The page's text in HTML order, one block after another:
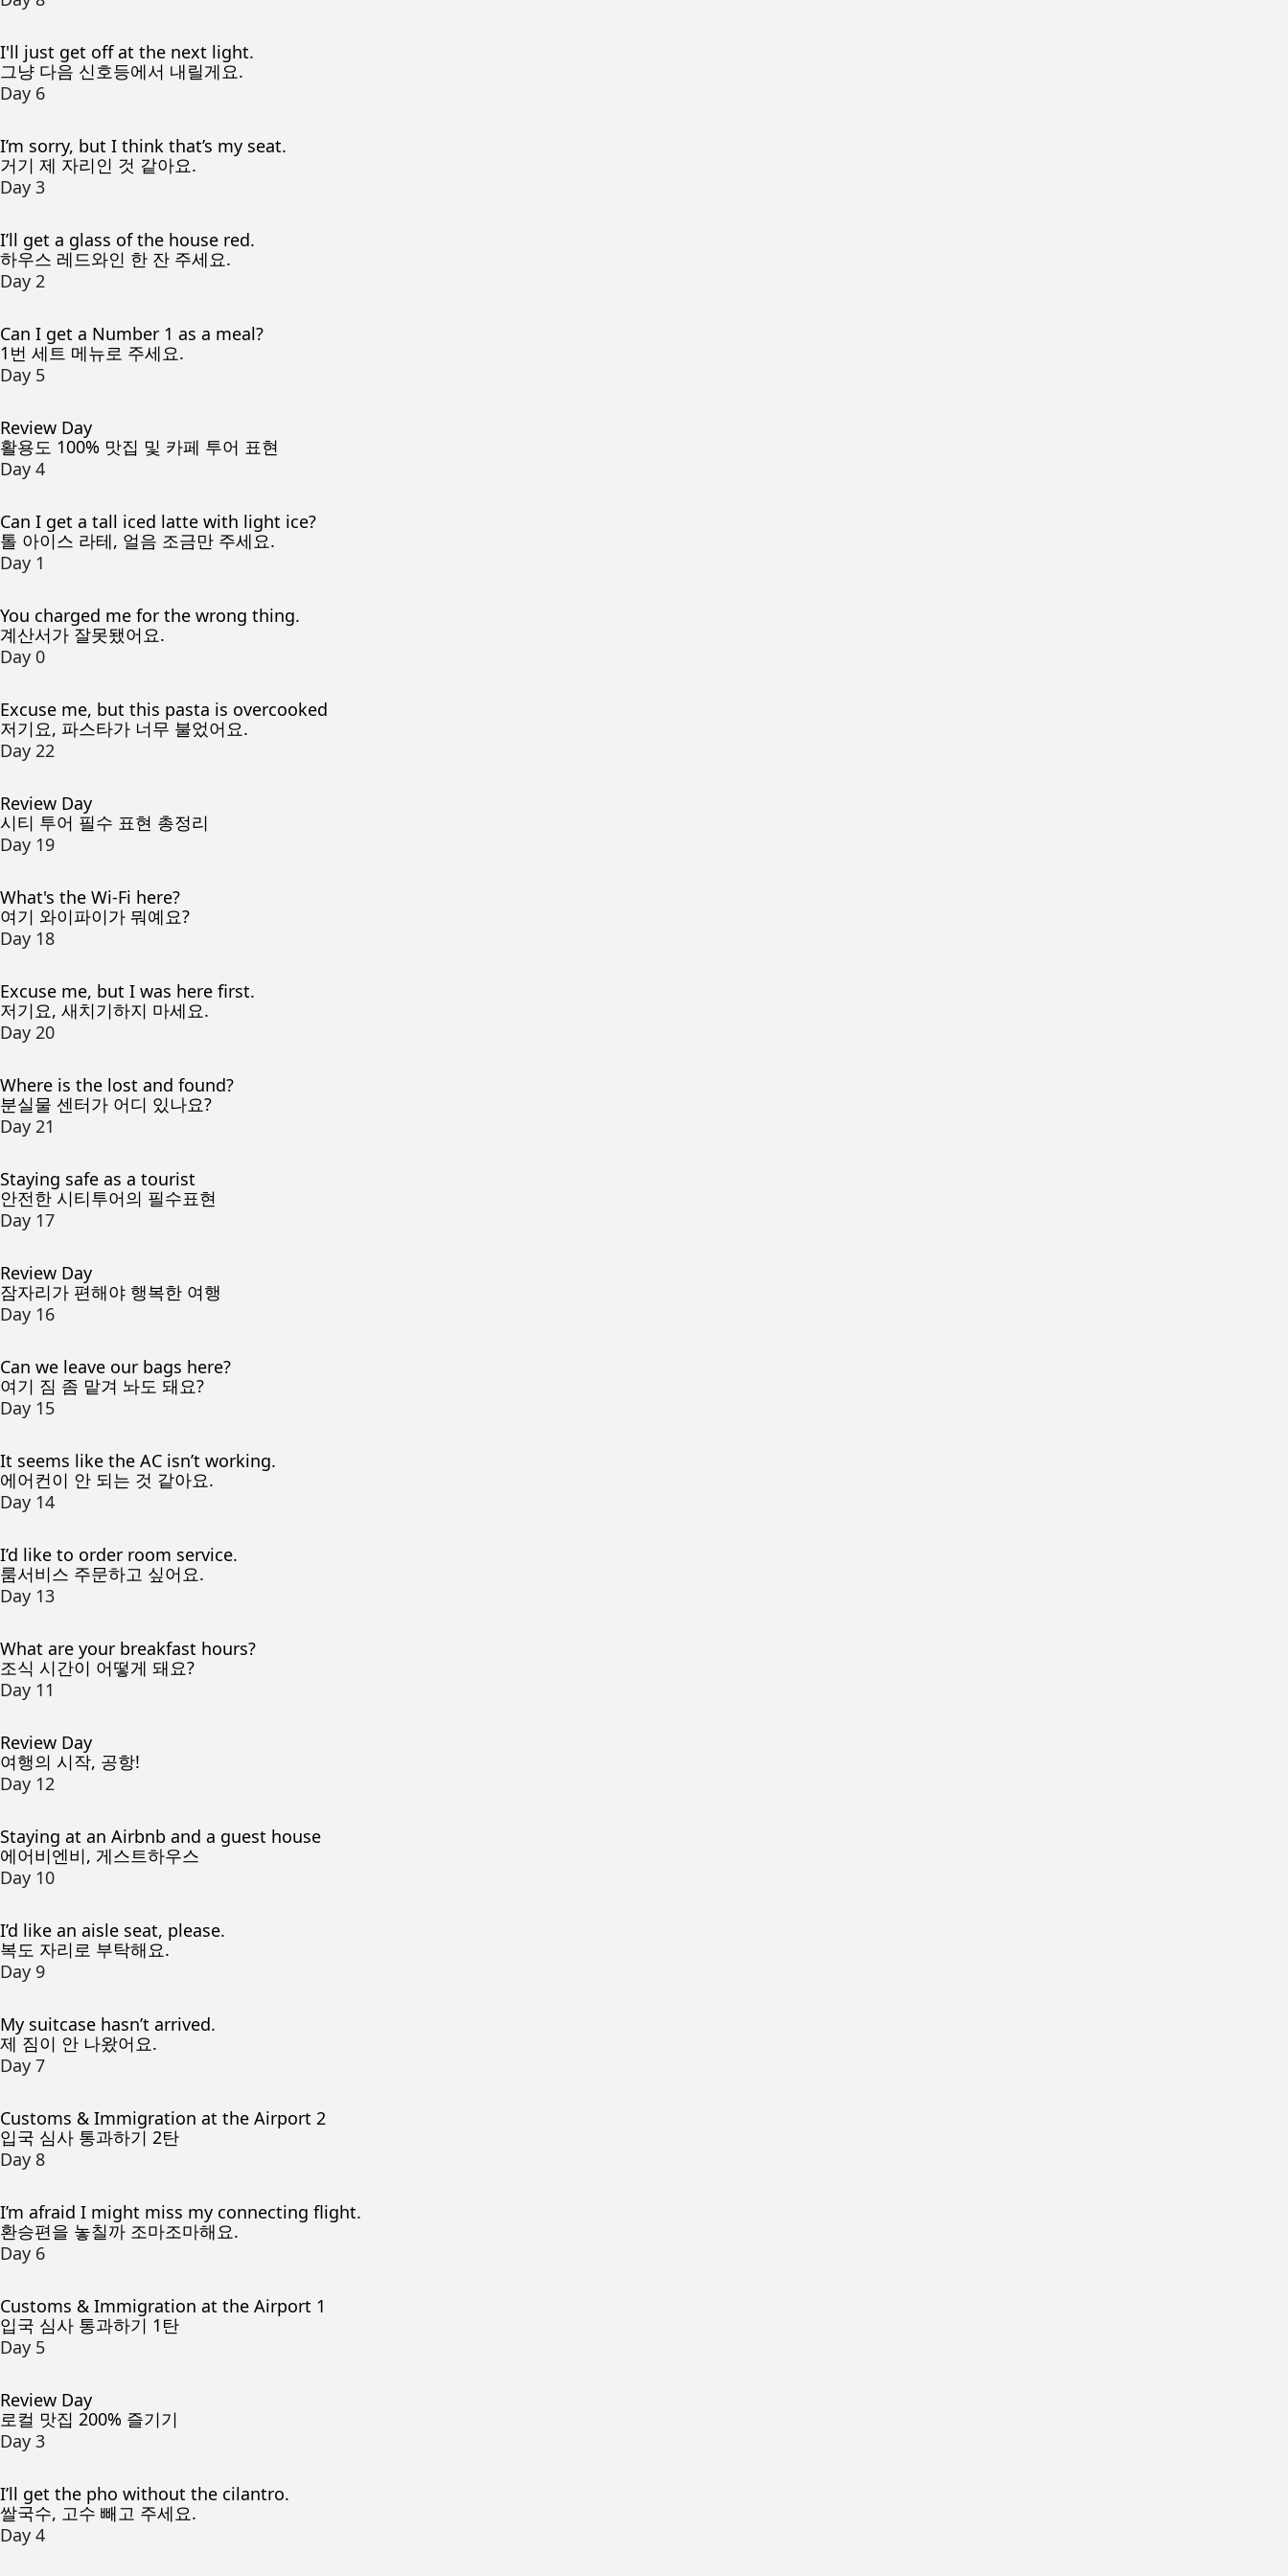
I'll just get off at the next light.
그냥 다음 신호등에서 내릴게요.
Day 6
I’m sorry, but I think that’s my seat.
거기 제 자리인 것 같아요.
Day 3
I’ll get a glass of the house red.
하우스 레드와인 한 잔 주세요.
Day 2
Can I get a Number 1 as a meal?
1번 세트 메뉴로 주세요.
Day 5
Review Day
활용도 100% 맛집 및 카페 투어 표현
Day 4
Can I get a tall iced latte with light ice?
톨 아이스 라테, 얼음 조금만 주세요.
Day 1
You charged me for the wrong thing.
계산서가 잘못됐어요.
Day 0
Excuse me, but this pasta is overcooked
저기요, 파스타가 너무 불었어요.
Day 22
Review Day
시티 투어 필수 표현 총정리
Day 19
What's the Wi-Fi here?
여기 와이파이가 뭐예요?
Day 18
Excuse me, but I was here first.
저기요, 새치기하지 마세요.
Day 20
Where is the lost and found?
분실물 센터가 어디 있나요?
Day 21
Staying safe as a tourist
안전한 시티투어의 필수표현
Day 17
Review Day
잠자리가 편해야 행복한 여행
Day 16
Can we leave our bags here?
여기 짐 좀 맡겨 놔도 돼요?
Day 15
It seems like the AC isn’t working.
에어컨이 안 되는 것 같아요.
Day 14
I’d like to order room service.
룸서비스 주문하고 싶어요.
Day 13
What are your breakfast hours?
조식 시간이 어떻게 돼요?
Day 11
Review Day
여행의 시작, 공항!
Day 12
Staying at an Airbnb and a guest house
에어비엔비, 게스트하우스
Day 10
I’d like an aisle seat, please.
복도 자리로 부탁해요.
Day 9
My suitcase hasn’t arrived.
제 짐이 안 나왔어요.
Day 7
Customs & Immigration at the Airport 2
입국 심사 통과하기 2탄
Day 8
I’m afraid I might miss my connecting flight.
환승편을 놓칠까 조마조마해요.
Day 6
Customs & Immigration at the Airport 1
입국 심사 통과하기 1탄
Day 5
Review Day
로컬 맛집 200% 즐기기
Day 3
I’ll get the pho without the cilantro.
쌀국수, 고수 빼고 주세요.
Day 4